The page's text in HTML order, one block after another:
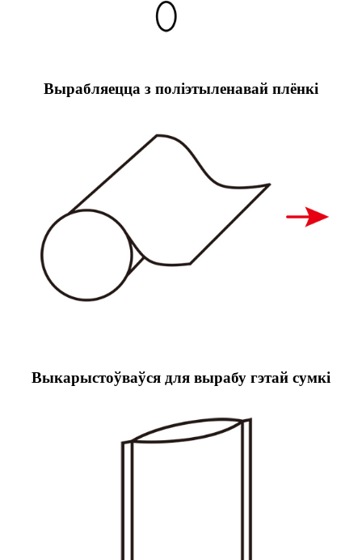
Вырабляецца з поліэтыленавай плёнкі
Выкарыстоўваўся для вырабу гэтай сумкі